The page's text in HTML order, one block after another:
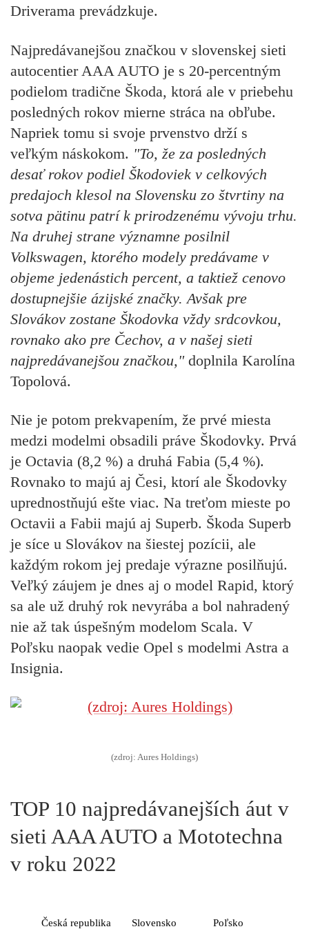
Driverama prevádzkuje.
Najpredávanejšou značkou v slovenskej sieti
autocentier AAA AUTO je s 20-percentným
podielom tradične Škoda, ktorá ale v priebehu
posledných rokov mierne stráca na obľube.
Napriek tomu si svoje prvenstvo drží s
veľkým náskokom. "To, že za posledných
desať rokov podiel Škodoviek v celkových
predajoch klesol na Slovensku zo štvrtiny na
sotva pätinu patrí k prirodzenému vývoju trhu.
Na druhej strane významne posilnil
Volkswagen, ktorého modely predávame v
objeme jedenástich percent, a taktiež cenovo
dostupnejšie ázijské značky. Avšak pre
Slovákov zostane Škodovka vždy srdcovkou,
rovnako ako pre Čechov, a v našej sieti
najpredávanejšou značkou,"doplnila Karolína
Topolová.
Nie je potom prekvapením, že prvé miesta
medzi modelmi obsadili práve Škodovky. Prvá
je Octavia (8,2 %) a druhá Fabia (5,4 %).
Rovnako to majú aj Česi, ktorí ale Škodovky
uprednostňujú ešte viac. Na treťom mieste po
Octavii a Fabii majú aj Superb. Škoda Superb
je síce u Slovákov na šiestej pozícii, ale
každým rokom jej predaje výrazne posilňujú.
Veľký záujem je dnes aj o model Rapid, ktorý
sa ale už druhý rok nevyrába a bol nahradený
nie až tak úspešným modelom Scala. V
Poľsku naopak vedie Opel s modelmi Astra a
Insignia.
(zdroj: Aures Holdings)
TOP 10 najpredávanejších áut v
sieti AAA AUTO a Mototechna
v roku 2022
Česká republika Slovensko Poľsko